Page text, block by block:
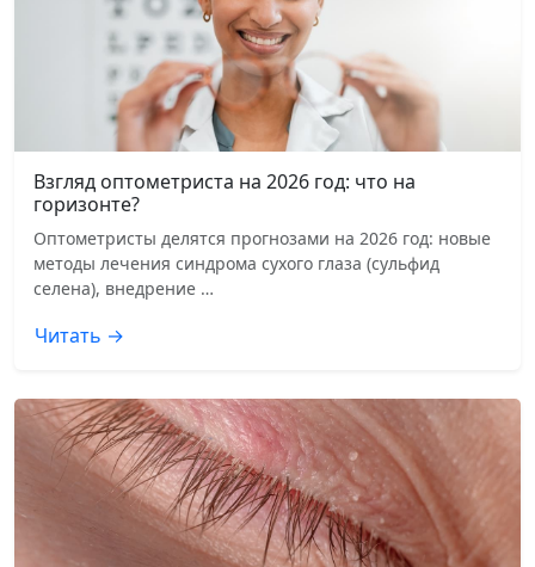
Взгляд оптометриста на 2026 год: что на
горизонте?
Оптометристы делятся прогнозами на 2026 год: новые
методы лечения синдрома сухого глаза (сульфид
селена), внедрение …
Читать →